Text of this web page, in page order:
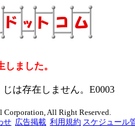
しました。
は存在しません。E0003
All Right Reserved.
せ 広告掲載 利用規約 スケジュール